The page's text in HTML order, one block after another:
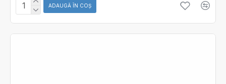
ADAUGĂ ÎN COŞ